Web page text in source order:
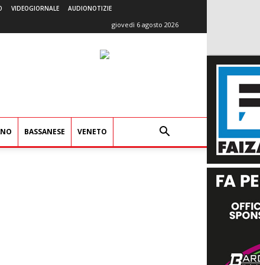
VIDEOGIORNALE AUDIONOTIZIE
giovedì 6 agosto 2026
BASSANESE VENETO